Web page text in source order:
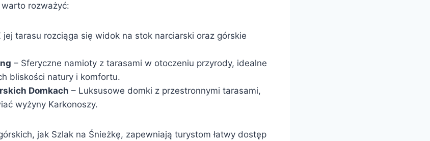
rozważyć:
jej tarasu rozciąga się widok na stok narciarski oraz górskie
– Sferyczne namioty z tarasami w otoczeniu przyrody, idealne
bliskości natury i komfortu.
Domkach – Luksusowe domki z przestronnymi tarasami,
wyżyny Karkonoszy.
jak Szlak na Śnieżkę, zapewniają turystom łatwy dostęp